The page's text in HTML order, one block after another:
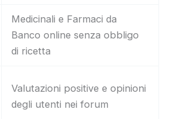
Medicinali e Farmaci da
Banco online senza obbligo
di ricetta
Valutazioni positive e opinioni
degli utenti nei forum